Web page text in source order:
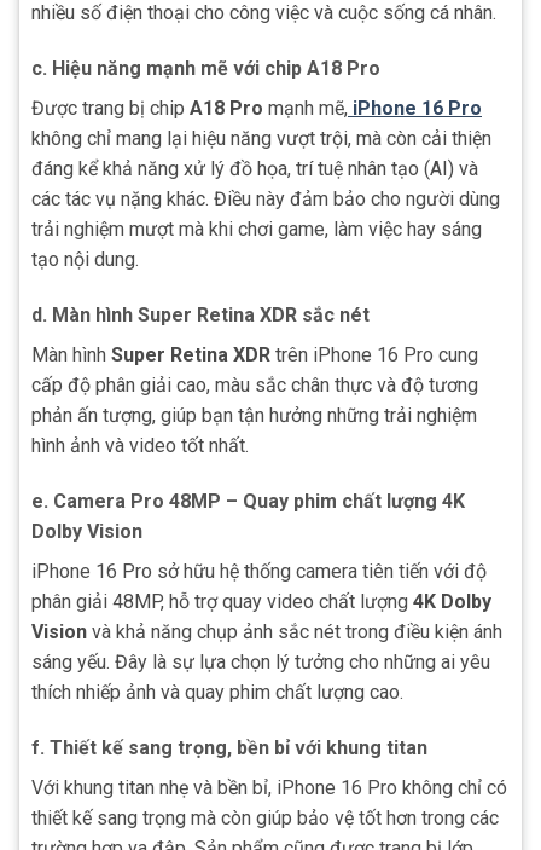
nhiều số điện thoại cho công việc và cuộc sống cá nhân.
c. Hiệu năng mạnh mẽ với chip A18 Pro
Được trang bị chip A18 Pro mạnh mẽ, iPhone 16 Pro
không chỉ mang lại hiệu năng vượt trội, mà còn cải thiện
đáng kể khả năng xử lý đồ họa, trí tuệ nhân tạo (AI) và
các tác vụ nặng khác. Điều này đảm bảo cho người dùng
trải nghiệm mượt mà khi chơi game, làm việc hay sáng
tạo nội dung.
d. Màn hình Super Retina XDR sắc nét
Màn hình Super Retina XDR trên iPhone 16 Pro cung
cấp độ phân giải cao, màu sắc chân thực và độ tương
phản ấn tượng, giúp bạn tận hưởng những trải nghiệm
hình ảnh và video tốt nhất.
e. Camera Pro 48MP – Quay phim chất lượng 4K
Dolby Vision
iPhone 16 Pro sở hữu hệ thống camera tiên tiến với độ
phân giải 48MP, hỗ trợ quay video chất lượng 4K Dolby
Vision và khả năng chụp ảnh sắc nét trong điều kiện ánh
sáng yếu. Đây là sự lựa chọn lý tưởng cho những ai yêu
thích nhiếp ảnh và quay phim chất lượng cao.
f. Thiết kế sang trọng, bền bỉ với khung titan
Với khung titan nhẹ và bền bỉ, iPhone 16 Pro không chỉ có
thiết kế sang trọng mà còn giúp bảo vệ tốt hơn trong các